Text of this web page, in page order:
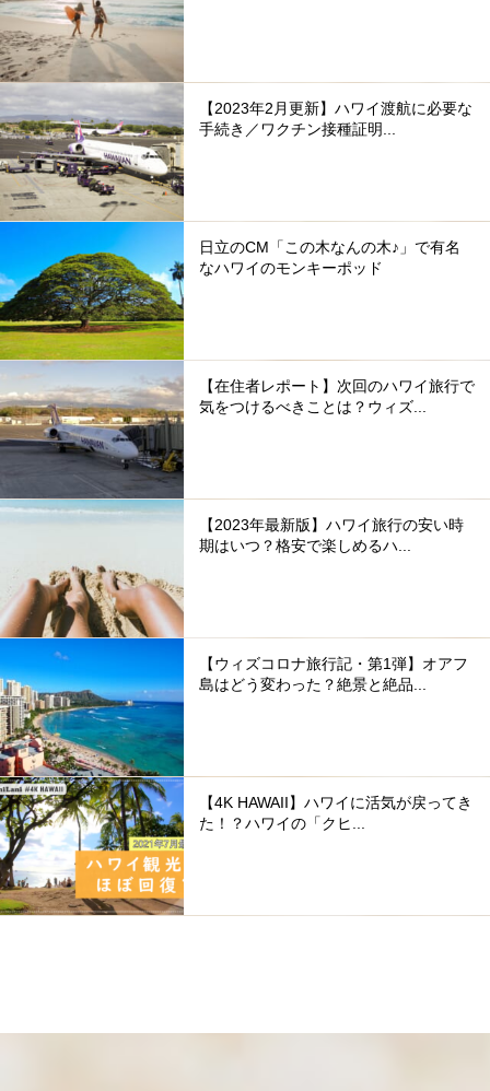
【2023年2月更新】ハワイ渡航に必要な
手続き／ワクチン接種証明...
日立のCM「この木なんの木♪」で有名
なハワイのモンキーポッド
【在住者レポート】次回のハワイ旅行で
気をつけるべきことは？ウィズ...
【2023年最新版】ハワイ旅行の安い時
期はいつ？格安で楽しめるハ...
【ウィズコロナ旅行記・第1弾】オアフ
島はどう変わった？絶景と絶品...
【4K HAWAII】ハワイに活気が戻ってき
た！？ハワイの「クヒ...